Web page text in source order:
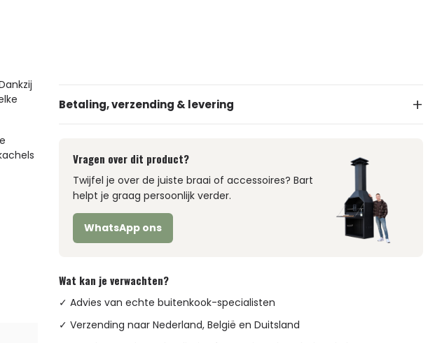
Betaling, verzending & levering
Vragen over dit product?
Twijfel je over de juiste braai of accessoires? Bart
helpt je graag persoonlijk verder.
WhatsApp ons
Wat kan je verwachten?
✓ Advies van echte buitenkook-specialisten
✓ Verzending naar Nederland, België en Duitsland